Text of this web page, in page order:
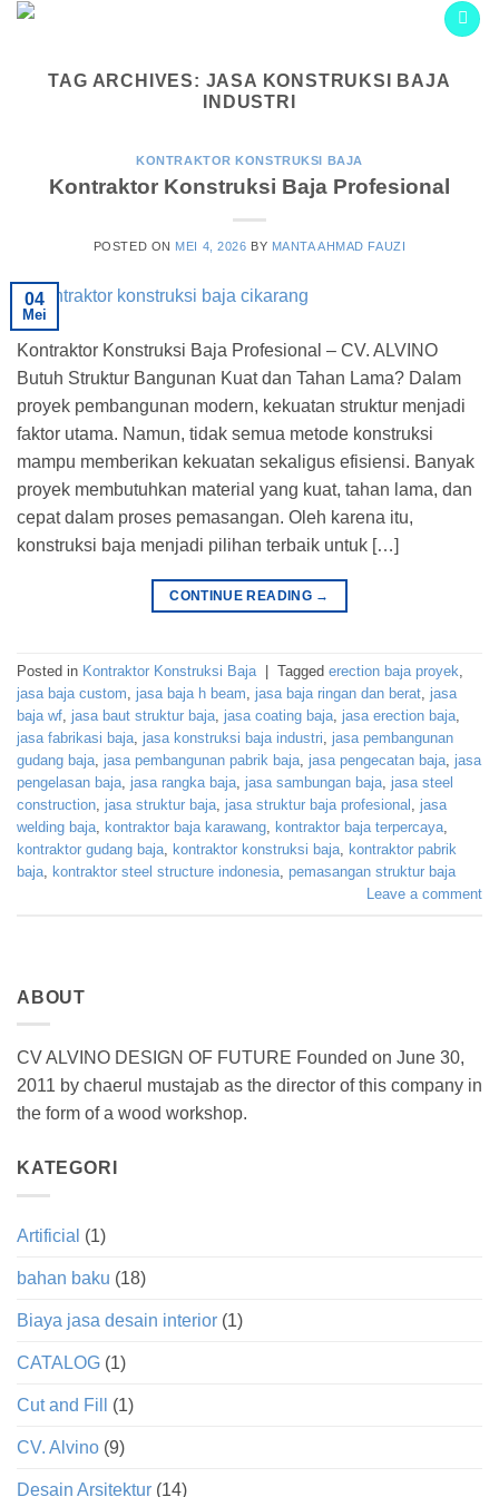
Skip
TAG ARCHIVES: JASA KONSTRUKSI BAJA
INDUSTRI
KONTRAKTOR KONSTRUKSI BAJA
Kontraktor Konstruksi Baja Profesional
POSTED ON MEI 4, 2026 BY MANTA AHMAD FAUZI
04
Mei
Kontraktor Konstruksi Baja Profesional – CV. ALVINO
Butuh Struktur Bangunan Kuat dan Tahan Lama? Dalam
proyek pembangunan modern, kekuatan struktur menjadi
faktor utama. Namun, tidak semua metode konstruksi
mampu memberikan kekuatan sekaligus efisiensi. Banyak
proyek membutuhkan material yang kuat, tahan lama, dan
cepat dalam proses pemasangan. Oleh karena itu,
konstruksi baja menjadi pilihan terbaik untuk […]
CONTINUE READING →
Posted in Kontraktor Konstruksi Baja Tagged erection baja proyek,
jasa baja custom, jasa baja h beam, jasa baja ringan dan berat, jasa
baja wf, jasa baut struktur baja, jasa coating baja, jasa erection baja,
jasa fabrikasi baja, jasa konstruksi baja industri, jasa pembangunan
gudang baja, jasa pembangunan pabrik baja, jasa pengecatan baja, jasa
pengelasan baja, jasa rangka baja, jasa sambungan baja, jasa steel
construction, jasa struktur baja, jasa struktur baja profesional , jasa
welding baja, kontraktor baja karawang, kontraktor baja terpercaya,
kontraktor gudang baja, kontraktor konstruksi baja, kontraktor pabrik
baja, kontraktor steel structure indonesia, pemasangan struktur baja
Leave a comment
ABOUT
CV ALVINO DESIGN OF FUTURE Founded on June 30,
2011 by chaerul mustajab as the director of this company in
the form of a wood workshop.
KATEGORI
Artificial (1)
bahan baku (18)
Biaya jasa desain interior (1)
CATALOG (1)
Cut and Fill (1)
CV. Alvino (9)
Desain Arsitektur (14)